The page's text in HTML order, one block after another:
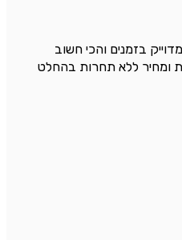
בזמנים והכי חשוב
ומחיר ללא תחרות בהחלט